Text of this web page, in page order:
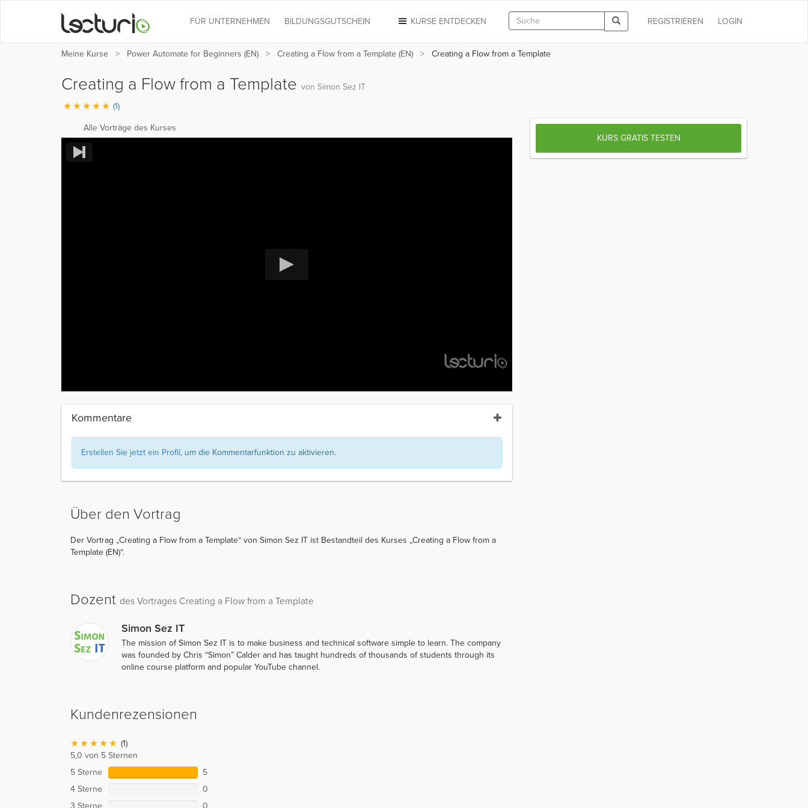
LOGIN
REGISTRIEREN
KURSE ENTDECKEN
FÜR UNTERNEHMEN BILDUNGSGUTSCHEIN
Meine Kurse Power Automate for Beginners (EN) Creating a Flow from a Template (EN) Creating a Flow from a Template
Creating a Flow from a Template von Simon Sez IT
(1)
Alle Vorträge des Kurses
Kommentare
Erstellen Sie jetzt ein Profil, um die Kommentarfunktion zu aktivieren.
Über den Vortrag
Der Vortrag „Creating a Flow from a Template“ von Simon Sez IT ist Bestandteil des Kurses „Creating a Flow from a
Template (EN)“.
Dozent des Vortrages Creating a Flow from a Template
Simon Sez IT
The mission of Simon Sez IT is to make business and technical software simple to learn. The company
was founded by Chris “Simon” Calder and has taught hundreds of thousands of students through its
online course platform and popular YouTube channel.
Kundenrezensionen
(1)
5,0 von 5 Sternen
5 Sterne
5
4 Sterne
0
3 Sterne
0
KURS GRATIS TESTEN